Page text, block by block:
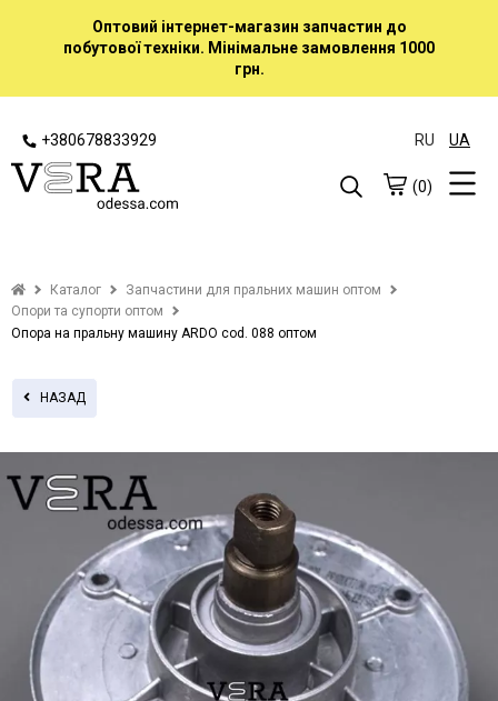
Оптовий інтернет-магазин запчастин до
побутової техніки. Мінімальне замовлення 1000
грн.
+380678833929 RU UA
(0)
Каталог
Запчастини для пральних машин оптом
Опори та супорти оптом
Опора на пральну машину ARDO cod. 088 оптом
НАЗАД